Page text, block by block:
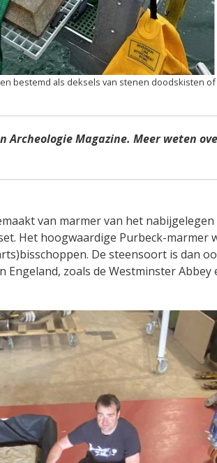
bestemd als deksels van stenen doodskisten
Archeologie Magazine. Meer weten
van marmer van het nabijgelegen
Het hoogwaardige Purbeck-marmer
De steensoort is dan
zoals de Westminster Abbey